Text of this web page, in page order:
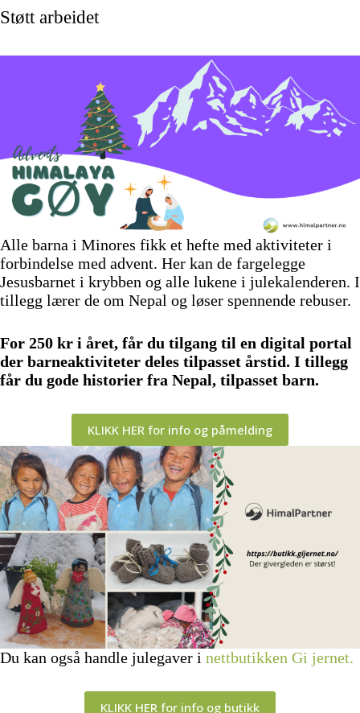
Støtt arbeidet
Alle barna i Minores fikk et hefte med aktiviteter i
forbindelse med advent. Her kan de fargelegge
Jesusbarnet i krybben og alle lukene i julekalenderen. I
tillegg lærer de om Nepal og løser spennende rebuser.
For 250 kr i året, får du tilgang til en digital portal
der barneaktiviteter deles tilpasset årstid. I tillegg
får du gode historier fra Nepal, tilpasset barn.
KLIKK HER for info og påmelding
Du kan også handle julegaver i nettbutikken Gi jernet.
KLIKK HER for info og butikk